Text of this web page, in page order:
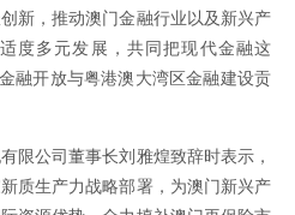
新，推动澳门金融行业以及新兴产
度多元发展，共同把现代金融这
融开放与粤港澳大湾区金融建设贡
限公司董事长刘雅煌致辞时表示，
质生产力战略部署，为澳门新兴产